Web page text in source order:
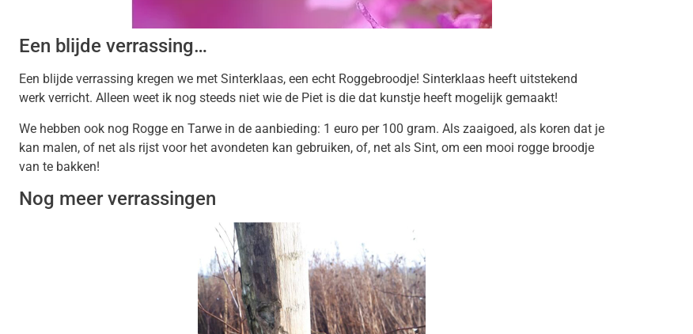
Een blijde verrassing…
Een blijde verrassing kregen we met Sinterklaas, een echt Roggebroodje! Sinterklaas heeft uitstekend
werk verricht. Alleen weet ik nog steeds niet wie de Piet is die dat kunstje heeft mogelijk gemaakt!
We hebben ook nog Rogge en Tarwe in de aanbieding: 1 euro per 100 gram. Als zaaigoed, als koren dat je
kan malen, of net als rijst voor het avondeten kan gebruiken, of, net als Sint, om een mooi rogge broodje
van te bakken!
Nog meer verrassingen